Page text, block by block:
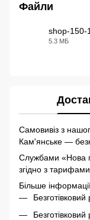
Файли
shop-150-
5.3 МБ
Самовивіз з
Кам'янське —
Службами «Нова
згідно з
Більше